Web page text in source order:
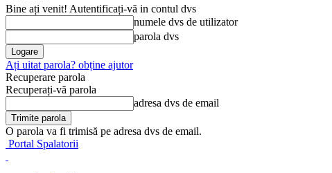
Bine ați venit! Autentificați-vă in contul dvs
numele dvs de utilizator
parola dvs
Ați uitat parola? obține ajutor
Recuperare parola
Recuperați-vă parola
adresa dvs de email
O parola va fi trimisă pe adresa dvs de email.
Portal Spalatorii